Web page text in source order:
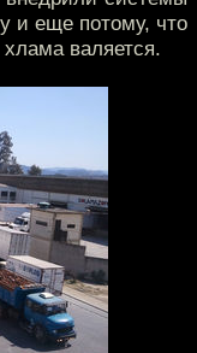
и еще потому, что
валяется.